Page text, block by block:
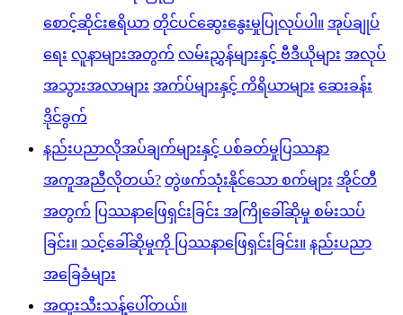
စောင့်ဆိုင်းဧရိယာ တိုင်ပင်ဆွေးနွေးမှုပြုလုပ်ပါ။ အုပ်ချုပ်
ရေး လူနာများအတွက် လမ်းညွှန်များနှင့် ဗီဒီယိုများ အလုပ်
အသွားအလာများ အက်ပ်များနှင့် ကိရိယာများ ဆေးခန်း
ဒိုင်ခွက်
နည်းပညာလိုအပ်ချက်များနှင့် ပစ်ခတ်မှုပြဿနာ
အကူအညီလိုတယ်? တွဲဖက်သုံးနိုင်သော စက်များ အိုင်တီ
အတွက် ပြဿနာဖြေရှင်းခြင်း အကြိုခေါ်ဆိုမှု စမ်းသပ်
ခြင်း။ သင့်ခေါ်ဆိုမှုကို ပြဿနာဖြေရှင်းခြင်း။ နည်းပညာ
အခြေခံများ
အထူးသီးသန့်ပေါ်တယ်။